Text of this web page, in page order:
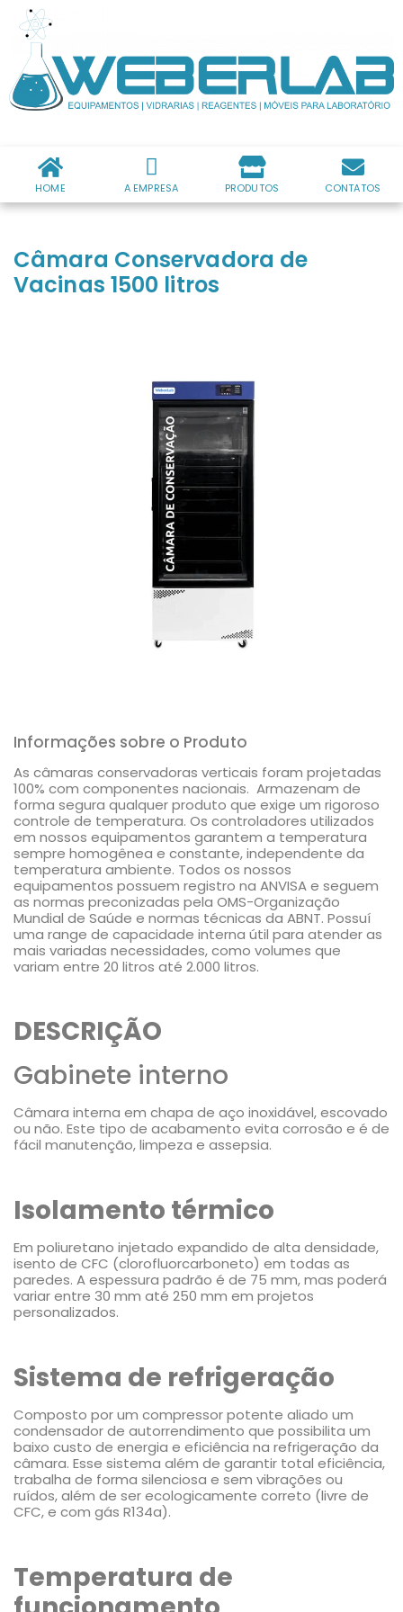
HOME A EMPRESA PRODUTOS CONTATOS
Câmara Conservadora de
Vacinas 1500 litros
Informações sobre o Produto
As câmaras conservadoras verticais foram projetadas
100% com componentes nacionais. Armazenam de
forma segura qualquer produto que exige um rigoroso
controle de temperatura. Os controladores utilizados
em nossos equipamentos garantem a temperatura
sempre homogênea e constante, independente da
temperatura ambiente. Todos os nossos
equipamentos possuem registro na ANVISA e seguem
as normas preconizadas pela OMS-Organização
Mundial de Saúde e normas técnicas da ABNT. Possuí
uma range de capacidade interna útil para atender as
mais variadas necessidades, como volumes que
variam entre 20 litros até 2.000 litros.
DESCRIÇÃO
Gabinete interno
Câmara interna em chapa de aço inoxidável, escovado
ou não. Este tipo de acabamento evita corrosão e é de
fácil manutenção, limpeza e assepsia.
Isolamento térmico
Em poliuretano injetado expandido de alta densidade,
isento de CFC (clorofluorcarboneto) em todas as
paredes. A espessura padrão é de 75 mm, mas poderá
variar entre 30 mm até 250 mm em projetos
personalizados.
Sistema de refrigeração
Composto por um compressor potente aliado um
condensador de autorrendimento que possibilita um
baixo custo de energia e eficiência na refrigeração da
câmara. Esse sistema além de garantir total eficiência,
trabalha de forma silenciosa e sem vibrações ou
ruídos, além de ser ecologicamente correto (livre de
CFC, e com gás R134a).
Temperatura de